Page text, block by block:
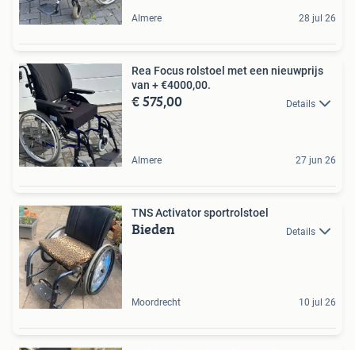
Almere 28 jul 26
Rea Focus rolstoel met een nieuwprijs
van + €4000,00.
€ 575,00 Details
Almere 27 jun 26
TNS Activator sportrolstoel
Bieden Details
Moordrecht 10 jul 26